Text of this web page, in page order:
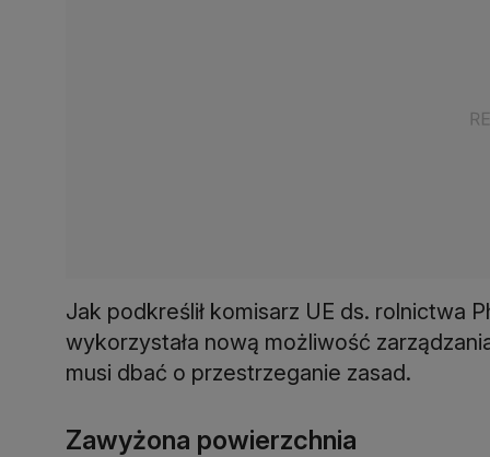
Jak podkreślił komisarz UE ds. rolnictwa
wykorzystała nową możliwość
musi dbać o przestrzeganie zasad.
Zawyżona powierzchnia